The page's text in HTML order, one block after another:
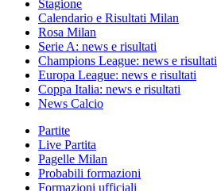
Stagione
Calendario e Risultati Milan
Rosa Milan
Serie A: news e risultati
Champions League: news e risultati
Europa League: news e risultati
Coppa Italia: news e risultati
News Calcio
Partite
Live Partita
Pagelle Milan
Probabili formazioni
Formazioni ufficiali